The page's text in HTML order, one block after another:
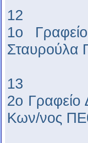
12
1ο
Σταυρούλα
13
2ο
Κων/νος